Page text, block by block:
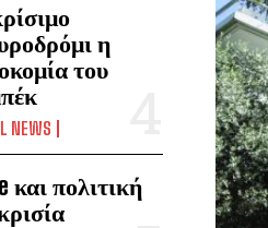
η
του
NEWS
και πολιτική